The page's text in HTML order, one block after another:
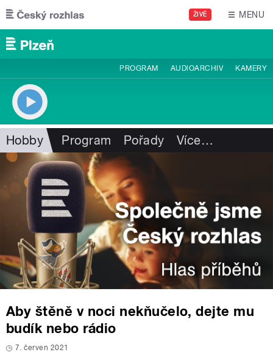
Přejít k hlavnímu obsahu
ŽIVĚ MENU
PROGRAM AUDIOARCHIV KAMERY
Hobby Program Pořady Více…
Aby štěně v noci nekňučelo, dejte mu
budík nebo rádio
7. červen 2021